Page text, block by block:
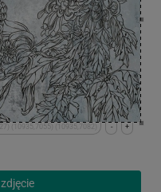
+
-
(10935,7055) (10935,7082)